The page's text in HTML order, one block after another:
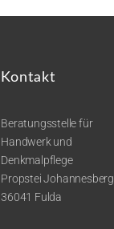
Kontakt
Beratungsstelle für
Handwerk und
Denkmalpflege
Propstei Johannesberg
36041 Fulda